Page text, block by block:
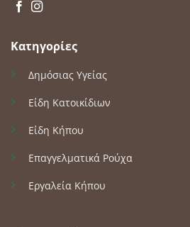
Κατηγορίες
Δημόσιας Υγείας
Είδη Κατοικίδιων
Είδη Κήπου
Επαγγελματικά Ρούχα
Εργαλεία Κήπου